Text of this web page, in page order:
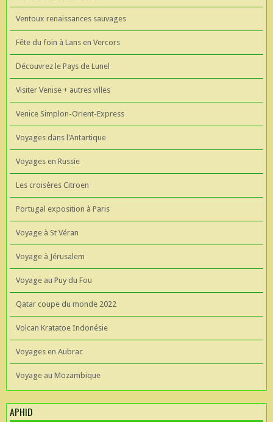
Ventoux renaissances sauvages
Fête du foin à Lans en Vercors
Découvrez le Pays de Lunel
Visiter Venise + autres villes
Venice Simplon-Orient-Express
Voyages dans l'Antartique
Voyages en Russie
Les croisères Citroen
Portugal exposition à Paris
Voyage à St Véran
Voyage à Jérusalem
Voyage au Puy du Fou
Qatar coupe du monde 2022
Volcan Kratatoe Indonésie
Voyages en Aubrac
Voyage au Mozambique
APHID